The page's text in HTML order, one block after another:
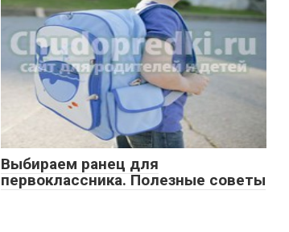
Выбираем ранец для
первоклассника. Полезные советы